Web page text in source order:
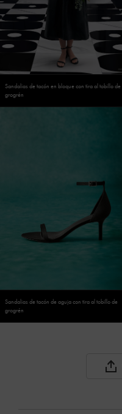
Sandalias de tacón en bloque con tira al tobillo de
grogrén
Sandalias de tacón de aguja con tira al tobillo de
grogrén